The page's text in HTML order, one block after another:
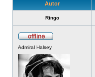
Autor
Ringo
Admiral Halsey